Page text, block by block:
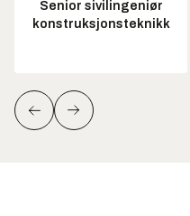
Senior sivilingeniør
konstruksjonsteknikk